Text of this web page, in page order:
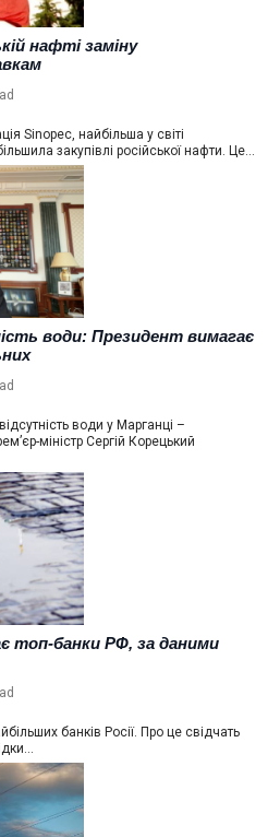
нафті заміну
Sinopec, найбільша у світі
закупівлі російської нафти. Це…
води: Президент вимагає
води у Марганці –
міністр Сергій Корецький
топ-банки РФ, за даними
банків Росії. Про це свідчать